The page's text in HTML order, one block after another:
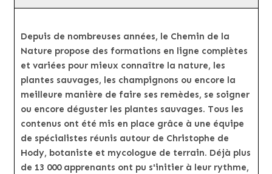
Depuis de nombreuses années, le Chemin de la
Nature propose des formations en ligne complètes
et variées pour mieux connaître la nature, les
plantes sauvages, les champignons ou encore la
meilleure manière de faire ses remèdes, se soigner
ou encore déguster les plantes sauvages. Tous les
contenus ont été mis en place grâce à une équipe
de spécialistes réunis autour de Christophe de
Hody, botaniste et mycologue de terrain. Déjà plus
de 13 000 apprenants ont pu s'initier à leur rythme,